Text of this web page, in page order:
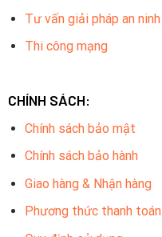
Tư vấn giải pháp an ninh
Thi công mạng
CHÍNH SÁCH:
Chính sách bảo mật
Chính sách bảo hành
Giao hàng & Nhận hàng
Phương thức thanh toán